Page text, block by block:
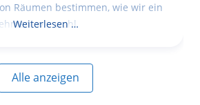
Räumen bestimmen, wie wir ein
wie wohl
Weiterlesen …
Alle anzeigen